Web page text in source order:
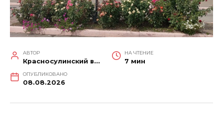
АВТОР
Красносулинский вестник
НА ЧТЕНИЕ
7 мин
ОПУБЛИКОВАНО
08.08.2026